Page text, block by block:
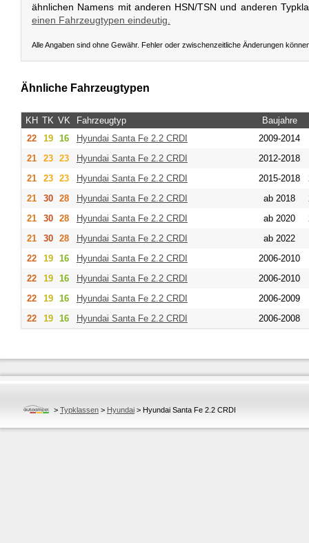
ähnlichen Namens mit anderen HSN/TSN und anderen
einen Fahrzeugtypen eindeutig.
Alle Angaben sind ohne Gewähr. Fehler oder zwischenzeitliche Änderungen
Ähnliche Fahrzeugtypen
KH TK VK Fahrzeugtyp
Baujahre
22
19 16 Hyundai Santa Fe 2.2 CRDI 2009-2014
21
23 23 Hyundai Santa Fe 2.2 CRDI 2012-2018
21
23 23 Hyundai Santa Fe 2.2 CRDI 2015-2018
21
30 28 Hyundai Santa Fe 2.2 CRDI ab 2018
21
30 28 Hyundai Santa Fe 2.2 CRDI ab 2020
21
30 28 Hyundai Santa Fe 2.2 CRDI ab 2022
22
19 16 Hyundai Santa Fe 2.2 CRDI 2006-2010
22
19 16 Hyundai Santa Fe 2.2 CRDI 2006-2010
22
19 16 Hyundai Santa Fe 2.2 CRDI 2006-2009
22
19 16 Hyundai Santa Fe 2.2 CRDI 2006-2008
> Typklassen > Hyundai > Hyundai Santa Fe 2.2 CRDI